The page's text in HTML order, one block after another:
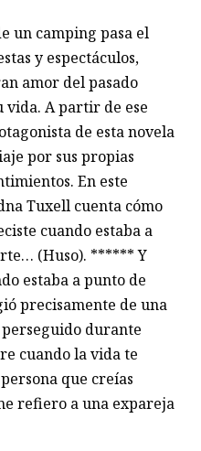
un camping pasa el
y espectáculos,
amor del pasado
vida. A partir de ese
de esta novela
por sus propias
En este
Tuxell cuenta cómo
cuando estaba a
(Huso). ****** Y
estaba a punto de
precisamente de una
durante
cuando la vida te
que creías
refiero a una expareja